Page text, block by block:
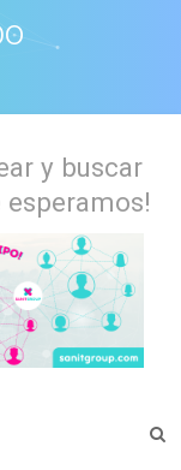
y buscar
esperamos!